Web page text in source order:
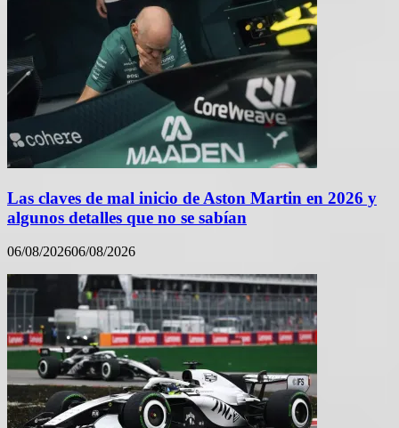
Las claves de mal inicio de Aston Martin en 2026 y
algunos detalles que no se sabían
06/08/202606/08/2026